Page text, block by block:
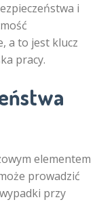
i
a to jest klucz
pracy.
elementem
prowadzić
przy